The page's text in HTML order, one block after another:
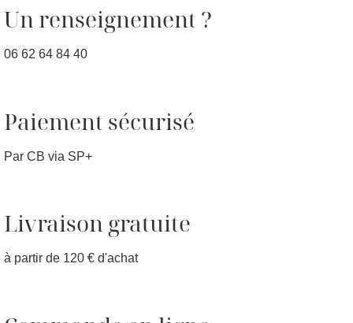
Livraison gratuite
à partir de 120 € d'achat
Paiement sécurisé
Par CB via SP+
Un renseignement ?
06 62 64 84 40